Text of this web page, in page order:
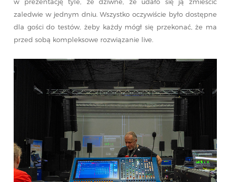
zaledwie w jednym dniu. Wszystko oczywiście było dostępne
dla gości do testów, żeby każdy mógł się przekonać, że ma
przed sobą kompleksowe rozwiązanie live.